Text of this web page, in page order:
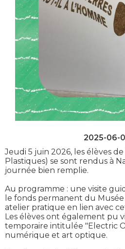
2025-06-
Jeudi 5 juin 2026, les élèves
Plastiques) se sont rendus à
journée bien remplie.
Au programme : une visite
le fonds permanent du
atelier pratique en lien avec
Les élèves ont également pu
temporaire intitulée "Electric
numérique et art optique.